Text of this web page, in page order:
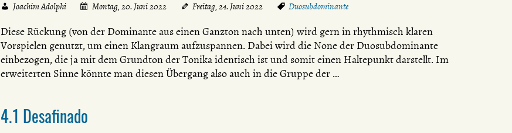
Joachim Adolphi Montag, 20. Juni 2022 Freitag, 24. Juni 2022 Duosubdominante
Diese Rückung (von der Dominante aus einen Ganzton nach unten) wird gern in rhythmisch klaren
Vorspielen genutzt, um einen Klangraum aufzuspannen. Dabei wird die None der Duosubdominante
einbezogen, die ja mit dem Grundton der Tonika identisch ist und somit einen Haltepunkt darstellt. Im
erweiterten Sinne könnte man diesen Übergang also auch in die Gruppe der …
4.1 Desafinado